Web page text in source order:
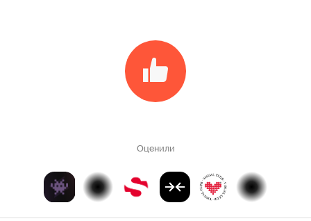
Оценили